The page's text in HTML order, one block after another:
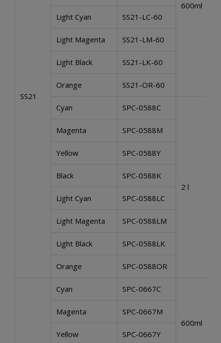
SS21
600ml
Light Cyan SS21-LC-60
Light Magenta SS21-LM-60
Light Black SS21-LK-60
Orange SS21-OR-60
Cyan SPC-0588C
2 l
Magenta SPC-0588M
Yellow SPC-0588Y
Black SPC-0588K
Light Cyan SPC-0588LC
Light Magenta SPC-0588LM
Light Black SPC-0588LK
Orange SPC-0588OR
Cyan SPC-0667C
600ml
Magenta SPC-0667M
Yellow SPC-0667Y